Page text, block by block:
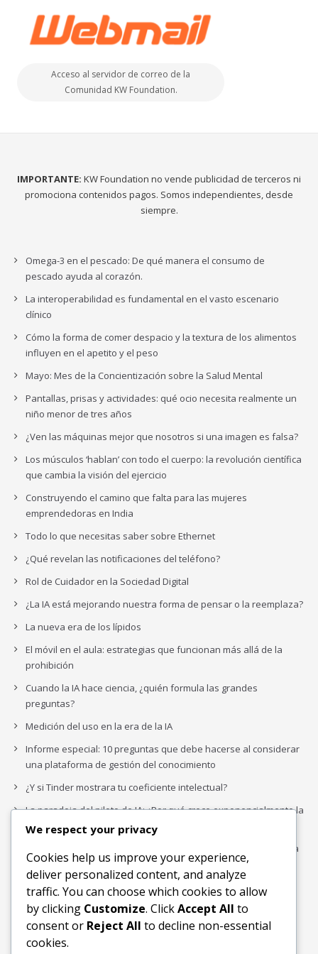
Acceso al servidor de correo de la
Comunidad KW Foundation.
IMPORTANTE: KW Foundation no vende publicidad de terceros ni
promociona contenidos pagos. Somos independientes, desde
siempre.
Omega-3 en el pescado: De qué manera el consumo de
pescado ayuda al corazón.
La interoperabilidad es fundamental en el vasto escenario
clínico
Cómo la forma de comer despacio y la textura de los alimentos
influyen en el apetito y el peso
Mayo: Mes de la Concientización sobre la Salud Mental
Pantallas, prisas y actividades: qué ocio necesita realmente un
niño menor de tres años
¿Ven las máquinas mejor que nosotros si una imagen es falsa?
Los músculos ‘hablan’ con todo el cuerpo: la revolución científica
que cambia la visión del ejercicio
Construyendo el camino que falta para las mujeres
emprendedoras en India
Todo lo que necesitas saber sobre Ethernet
¿Qué revelan las notificaciones del teléfono?
Rol de Cuidador en la Sociedad Digital
¿La IA está mejorando nuestra forma de pensar o la reemplaza?
La nueva era de los lípidos
El móvil en el aula: estrategias que funcionan más allá de la
prohibición
Cuando la IA hace ciencia, ¿quién formula las grandes
preguntas?
Medición del uso en la era de la IA
Informe especial: 10 preguntas que debe hacerse al considerar
una plataforma de gestión del conocimiento
¿Y si Tinder mostrara tu coeficiente intelectual?
La paradoja del piloto de IA: ¿Por qué crece exponencialmente la
complejidad de la IA empresarial?
Los organigramas de marketing se crearon para los canales. La
IA acaba de dejarlos obsoletos.
Buscar
Buscar
We respect your privacy
Cookies help us improve your experience,
deliver personalized content, and analyze
traffic. You can choose which cookies to allow
by clicking Customize. ClickAccept All to
consent or Reject All to decline non-essential
cookies.